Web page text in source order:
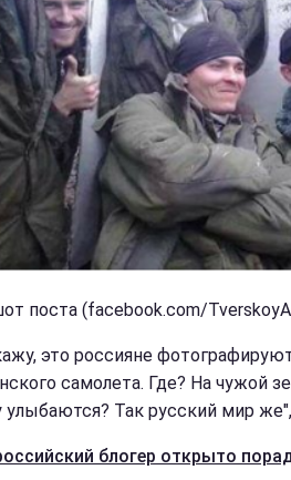
поста (facebook.com/
это россияне
самолета. Где? На чужой
Так русский мир
блогер открыто